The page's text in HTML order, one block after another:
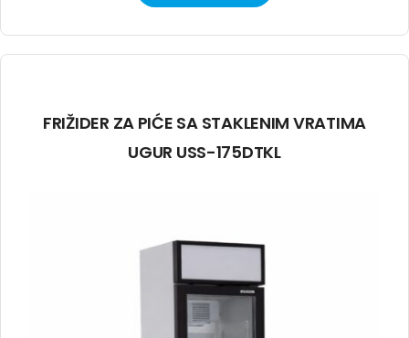
FRIŽIDER ZA PIĆE SA STAKLENIM VRATIMA
UGUR USS-175DTKL